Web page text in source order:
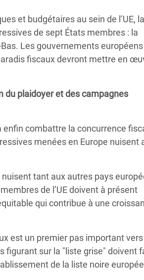
et budgétaires au sein de l’UE, la
de sept États membres : la
Les gouvernements
fiscaux devront mettre en
du plaidoyer et des campagnes
enfin combattre la concurrence
menées en Europe nuisent
tant aux autres pays
de l’UE doivent à présent
qui contribue à une
est un premier pas important
figurant sur la "liste grise" doivent
de la liste noire